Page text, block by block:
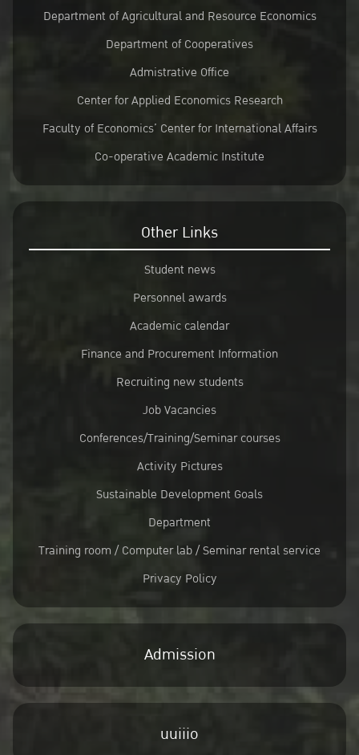
Department of Agricultural and Resource Economics
Department of Cooperatives
Admistrative Office
Center for Applied Economics Research
Faculty of Economics’ Center for International Affairs
Co-operative Academic Institute
Other Links
Student news
Personnel awards
Academic calendar
Finance and Procurement Information
Recruiting new students
Job Vacancies
Conferences/Training/Seminar courses
Activity Pictures
Sustainable Development Goals
Department
Training room / Computer lab / Seminar rental service
Privacy Policy
Admission
uuiiio